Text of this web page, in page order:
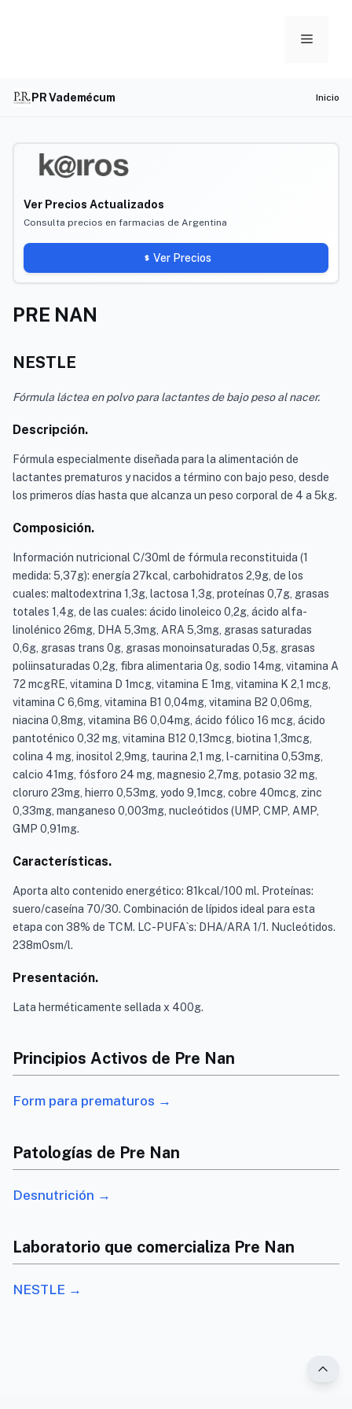
Menu
PR Vademécum Inicio
Ver Precios Actualizados
Consulta precios en farmacias de Argentina
Ver Precios
PRE NAN
NESTLE
Fórmula láctea en polvo para lactantes de bajo peso al nacer.
Descripción.
Fórmula especialmente diseñada para la alimentación de
lactantes prematuros y nacidos a término con bajo peso, desde
los primeros días hasta que alcanza un peso corporal de 4 a 5kg.
Composición.
Información nutricional C/30ml de fórmula reconstituida (1
medida: 5,37g): energía 27kcal, carbohidratos 2,9g, de los
cuales: maltodextrina 1,3g, lactosa 1,3g, proteínas 0,7g, grasas
totales 1,4g, de las cuales: ácido linoleico 0,2g, ácido alfa-
linolénico 26mg, DHA 5,3mg, ARA 5,3mg, grasas saturadas
0,6g, grasas trans 0g, grasas monoinsaturadas 0,5g, grasas
poliinsaturadas 0,2g, fibra alimentaria 0g, sodio 14mg, vitamina A
72 mcgRE, vitamina D 1mcg, vitamina E 1mg, vitamina K 2,1 mcg,
vitamina C 6,6mg, vitamina B1 0,04mg, vitamina B2 0,06mg,
niacina 0,8mg, vitamina B6 0,04mg, ácido fólico 16 mcg, ácido
pantoténico 0,32 mg, vitamina B12 0,13mcg, biotina 1,3mcg,
colina 4 mg, inositol 2,9mg, taurina 2,1 mg, l-carnitina 0,53mg,
calcio 41mg, fósforo 24 mg, magnesio 2,7mg, potasio 32 mg,
cloruro 23mg, hierro 0,53mg, yodo 9,1mcg, cobre 40mcg, zinc
0,33mg, manganeso 0,003mg, nucleótidos (UMP, CMP, AMP,
GMP 0,91mg.
Características.
Aporta alto contenido energético: 81kcal/100 ml. Proteínas:
suero/caseína 70/30. Combinación de lípidos ideal para esta
etapa con 38% de TCM. LC-PUFA`s: DHA/ARA 1/1. Nucleótidos.
238mOsm/l.
Presentación.
Lata herméticamente sellada x 400g.
Principios Activos de Pre Nan
Form para prematuros →
Patologías de Pre Nan
Desnutrición →
Laboratorio que comercializa Pre Nan
NESTLE →